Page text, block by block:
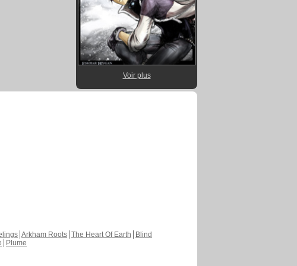
Voir plus
Arkham Roots The Heart Of Earth
Blind
Plume